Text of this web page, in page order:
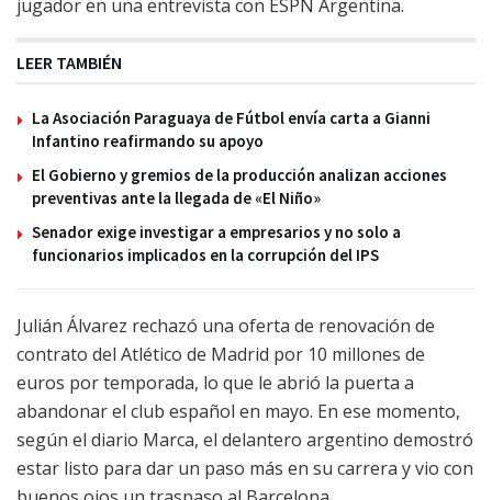
jugador en una entrevista con ESPN Argentina.
LEER TAMBIÉN
La Asociación Paraguaya de Fútbol envía carta a Gianni
Infantino reafirmando su apoyo
El Gobierno y gremios de la producción analizan acciones
preventivas ante la llegada de «El Niño»
Senador exige investigar a empresarios y no solo a
funcionarios implicados en la corrupción del IPS
Julián Álvarez rechazó una oferta de renovación de
contrato del Atlético de Madrid por 10 millones de
euros por temporada, lo que le abrió la puerta a
abandonar el club español en mayo. En ese momento,
según el diario Marca, el delantero argentino demostró
estar listo para dar un paso más en su carrera y vio con